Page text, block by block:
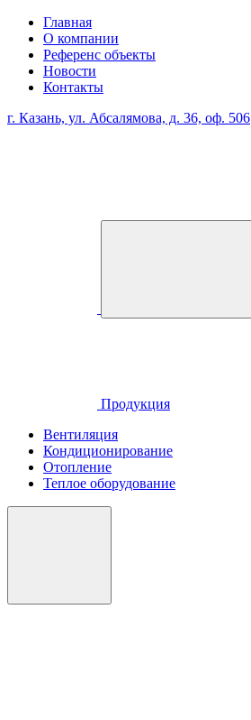
Главная
О компании
Референс объекты
Новости
Контакты
г. Казань, ул. Абсалямова, д. 36, оф. 506
Продукция
Вентиляция
Кондиционирование
Отопление
Теплое оборудование